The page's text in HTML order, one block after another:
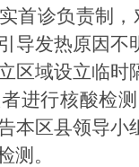
首诊负责制
导发热原因
区域设立临
进行核酸检
本区县领导小
测。